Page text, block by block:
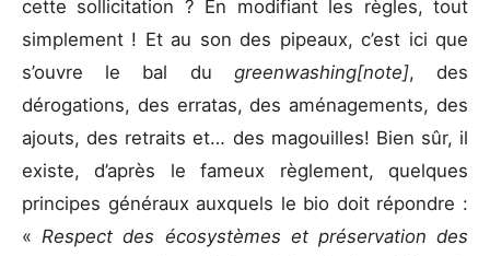
cette sollicitation ? En modifiant les règles, tout
simplement ! Et au son des pipeaux, c’est ici que
s’ouvre le bal du greenwashing[note], des
dérogations, des erratas, des aménagements, des
ajouts, des retraits et… des magouilles! Bien sûr, il
existe, d’après le fameux règlement, quelques
principes généraux auxquels le bio doit répondre :
« Respect des écosystèmes et préservation des